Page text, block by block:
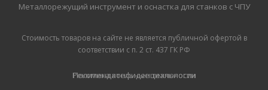
Металлорежущий инструмент и оснастка для станков с ЧПУ
Стоимость товаров на сайте не является публичной офертой в
соответствии с п. 2 ст. 437 ГК РФ
Политика конфиденциальности
Рекомендательные технологии